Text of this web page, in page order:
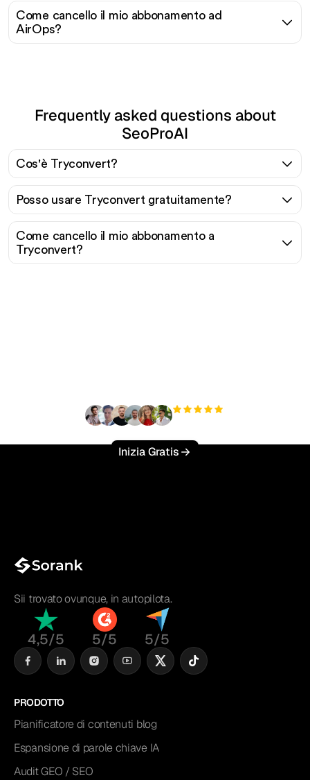
Come cancello il mio abbonamento ad
AirOps?
Frequently asked questions about
SeoProAI
Cos'è Tryconvert?
Posso usare Tryconvert gratuitamente?
Come cancello il mio abbonamento a
Tryconvert?
Inizia Gratis
Sii trovato ovunque, in autopilota.
4,5/5 5/5 5/5
PRODOTTO
Pianificatore di contenuti blog
Espansione di parole chiave IA
Audit GEO / SEO